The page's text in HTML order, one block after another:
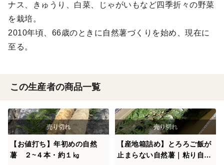
ナス、きゅうり、白菜、じゃがいもなど四季折々の野菜
を栽培。
2010年頃、66歳のときに自然薯づくりを始め、現在に
至る。
この生産者の商品一覧
【お値打ち】年初めの自然
薯 ２~４本・約１㎏
【産地箱詰め】とろろご飯が
止まらない自然薯｜粘り自慢